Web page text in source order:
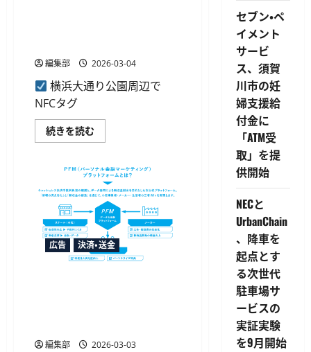
に
つ
い
て
に
編集部 2026-03-04
横浜大通り公園周辺で
NFCタグ
続きを読む
横
勢
佐
木
町
エ
リ
ア
で
NFC
タ
グ
ン
広告 決済・送金
編集部 2026-03-03
セブン・ペ
イメント
サービ
ス、須賀
川市の妊
婦支援給
付金に
「ATM受
取」を提
供開始
NECと
UrbanChain
、降車を
起点とす
る次世代
駐車場サ
ービスの
実証実験
を9月開始